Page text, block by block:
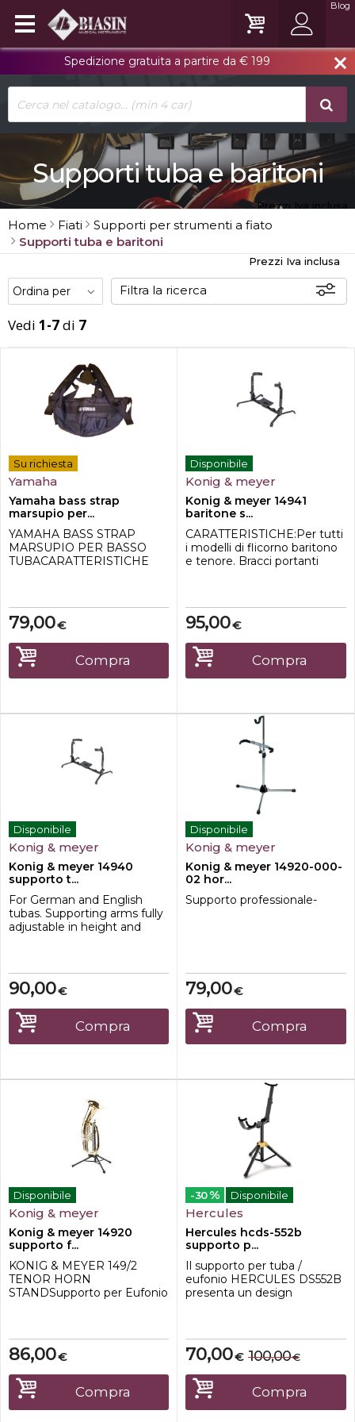
close
Spedizione gratuita a partire da € 199
Blog
Supporti tuba e baritoni
Prezzi Iva inclusa
Home Fiati
Supporti per strumenti a fiato
Supporti tuba e baritoni
Prezzi Iva inclusa
Filtra la ricerca
Vedi 1-7di 7
Su richiesta
Yamaha
Yamaha bass strap
marsupio per...
YAMAHA BASS STRAP
MARSUPIO PER BASSO
TUBACARATTERISTICHE
€
79,00
Compra
Disponibile
Konig & meyer
Konig & meyer 14941
baritone s...
CARATTERISTICHE:Per tutti
i modelli di flicorno baritono
e tenore. Bracci portanti
esclusivo antimacchia per
proteggere le finiture dello
strumento. Supporto per
strumenti di grandi
dimensioni con materiale
antiad...
€
95,00
Compra
Disponibile
Konig & meyer
Konig & meyer 14940
supporto t...
For German and English
tubas. Supporting arms fully
adjustable in height and
instrument finishes. Big
bottom instrument support
with non-marring material to
protect the instrument.
€
90,00
Compra
Disponibile
Konig & meyer
Konig & meyer 14920-000-
02 hor...
Supporto professionale-
€
79,00
Compra
Disponibile
Konig & meyer
Konig & meyer 14920
supporto f...
KONIG & MEYER 149/2
TENOR HORN
STANDSupporto per Eufonio
materiale in gomma norbido
per proteggere il corpo dello
strumento. il corpo dello
strumento è prptetto
mentre è in posizione. Il
supporto e regolabile in...
€
86,00
Compra
-30 % Disponibile
Hercules
Hercules hcds-552b
supporto p...
Il supporto per tuba /
eufonio HERCULES DS552B
presenta un design
dimensioni. La struttura
robusta e le gambe del
treppiede garantiscono
stabilità e sicurezza.I
supporti si estendono per
accogliere strumenti di
€
70,00 €
100,00
Compra